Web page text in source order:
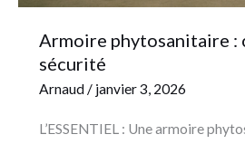
Armoire phytosanitaire
sécurité
Arnaud/ janvier 3, 2026
L’ESSENTIEL : Une armoire